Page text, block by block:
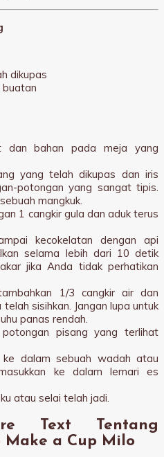
dikupas
buatan
dan bahan pada meja yang
yang telah dikupas dan iris
potongan yang sangat tipis.
mangkuk.
1 cangkir gula dan aduk terus
kecokelatan dengan api
selama lebih dari 10 detik
jika Anda tidak perhatikan
1/3 cangkir air dan
sisihkan. Jangan lupa untuk
panas rendah.
pisang yang terlihat
ke dalam sebuah wadah atau
ke dalam lemari es
atau selai telah jadi.
Text Tentang
Make a Cup Milo